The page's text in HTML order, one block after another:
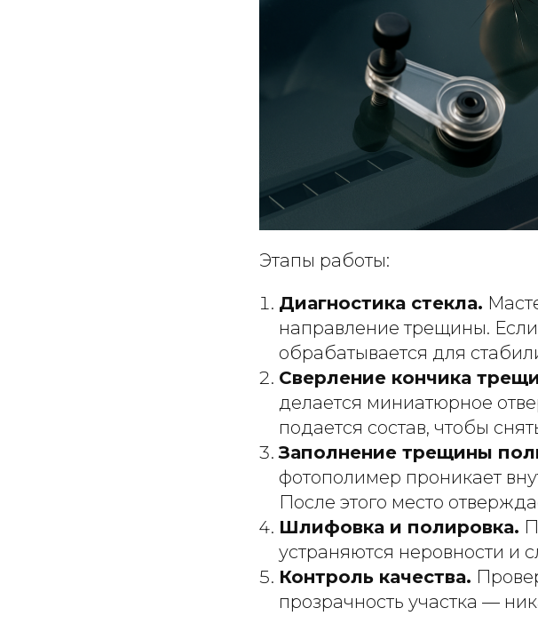
Этапы работы:
Диагностика стекла.
направление трещины. Если
обрабатывается для
Сверление кончика
делается миниатюрное
подается состав, чтобы
Заполнение трещины
фотополимер проникает
После этого место
Шлифовка и полировка.
устраняются неровности и
Контроль качества.
прозрачность участка —